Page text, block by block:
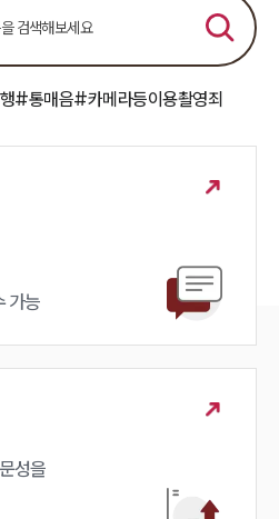
업무사례
/최신동향
률정보
지식인
객후기
전문변호사
#통매음#카메라등이용촬영죄
가능
성을